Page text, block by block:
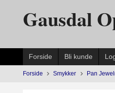
innholdetGausdal
Forside Bli kunde
Forside Smykker Pan